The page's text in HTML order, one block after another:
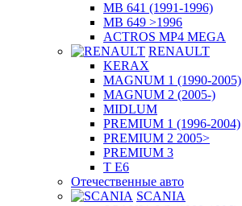
MB 641 (1991-1996)
MB 649 >1996
ACTROS MP4 MEGA
RENAULT
KERAX
MAGNUM 1 (1990-2005)
MAGNUM 2 (2005-)
MIDLUM
PREMIUM 1 (1996-2004)
PREMIUM 2 2005>
PREMIUM 3
T E6
Отечественные авто
SCANIA